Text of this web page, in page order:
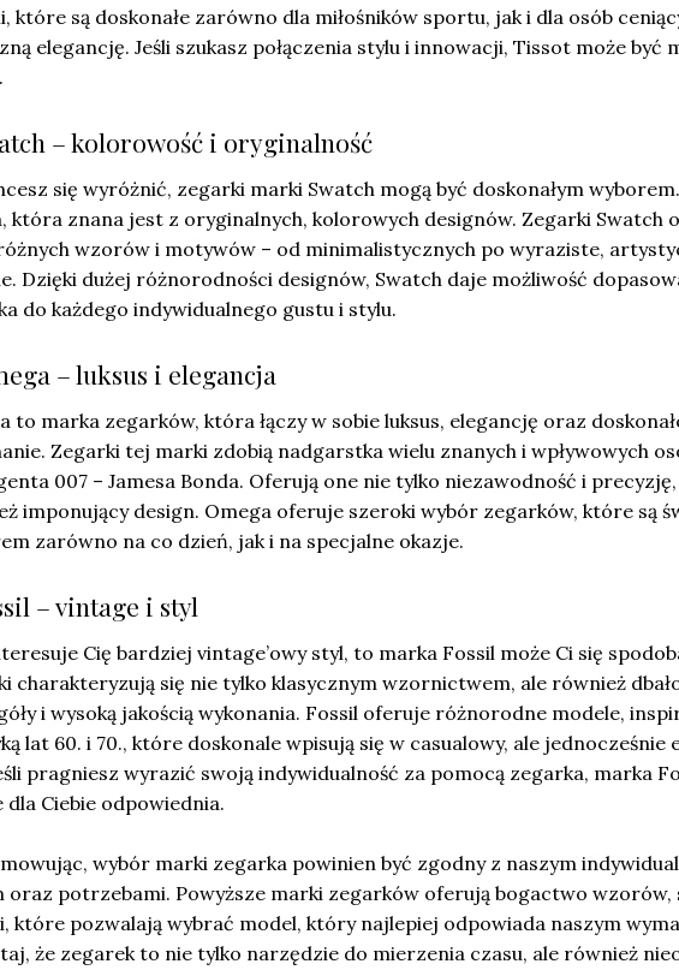
które są doskonałe zarówno dla miłośników sportu, jak i dla osób
elegancję. Jeśli szukasz połączenia stylu i innowacji, Tissot może być
– kolorowość i oryginalność
się wyróżnić, zegarki marki Swatch mogą być doskonałym
która znana jest z oryginalnych, kolorowych designów. Zegarki Swatch
wzorów i motywów – od minimalistycznych po wyraziste,
Dzięki dużej różnorodności designów, Swatch daje możliwość
do każdego indywidualnego gustu i stylu.
– luksus i elegancja
to marka zegarków, która łączy w sobie luksus, elegancję oraz
Zegarki tej marki zdobią nadgarstka wielu znanych i wpływowych
007 – Jamesa Bonda. Oferują one nie tylko niezawodność i
imponujący design. Omega oferuje szeroki wybór zegarków, które są
zarówno na co dzień, jak i na specjalne okazje.
– vintage i styl
Cię bardziej vintage’owy styl, to marka Fossil może Ci się
charakteryzują się nie tylko klasycznym wzornictwem, ale również
i wysoką jakością wykonania. Fossil oferuje różnorodne modele,
lat 60. i 70., które doskonale wpisują się w casualowy, ale jednocześnie
pragniesz wyrazić swoją indywidualność za pomocą zegarka, marka
dla Ciebie odpowiednia.
wybór marki zegarka powinien być zgodny z naszym
oraz potrzebami. Powyższe marki zegarków oferują bogactwo wzorów,
które pozwalają wybrać model, który najlepiej odpowiada naszym
że zegarek to nie tylko narzędzie do mierzenia czasu, ale również